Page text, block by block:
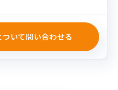
いて問い合わせる